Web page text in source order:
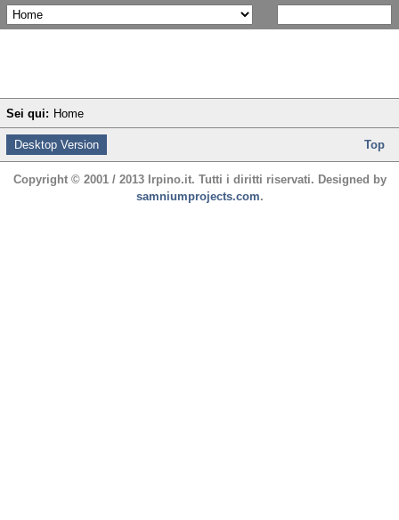
Sei qui: Home
Desktop Version Top
Copyright © 2001 / 2013 Irpino.it. Tutti i diritti riservati. Designed by
samniumprojects.com.